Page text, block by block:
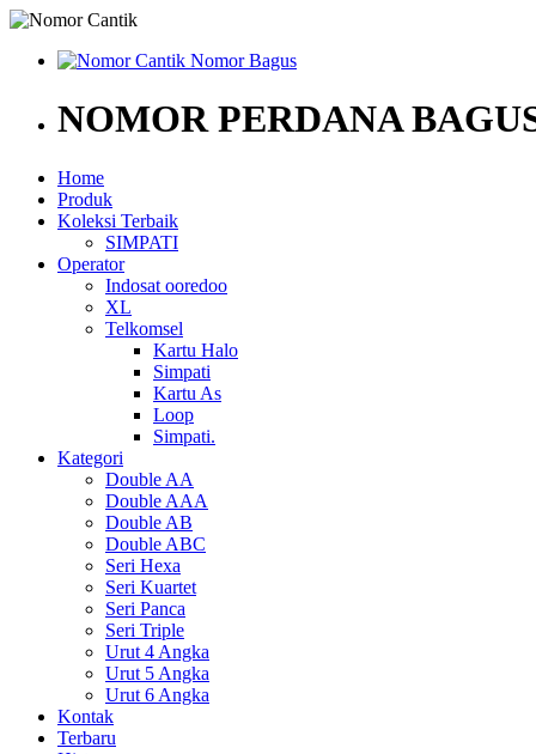
NOMOR PERDANA
Home
Produk
Koleksi Terbaik
SIMPATI
Operator
Indosat ooredoo
XL
Telkomsel
Kartu Halo
Simpati
Kartu As
Loop
Simpati.
Kategori
Double AA
Double AAA
Double AB
Double ABC
Seri Hexa
Seri Kuartet
Seri Panca
Seri Triple
Urut 4 Angka
Urut 5 Angka
Urut 6 Angka
Kontak
Terbaru